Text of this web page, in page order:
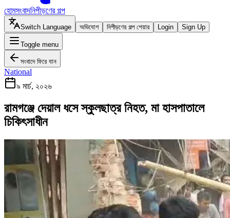
হোমসংবাদনিপীড়ণের গল্প
Switch Language অভিযোগ নিপীড়ণের গল্প শেয়ার Login Sign Up
Toggle menu
সংবাদে ফিরে যান
National
৯ মার্চ, ২০২৬
রামগঞ্জে দেয়াল ধসে স্কুলছাত্র নিহত, মা হাসপাতালে
চিকিৎসাধীন